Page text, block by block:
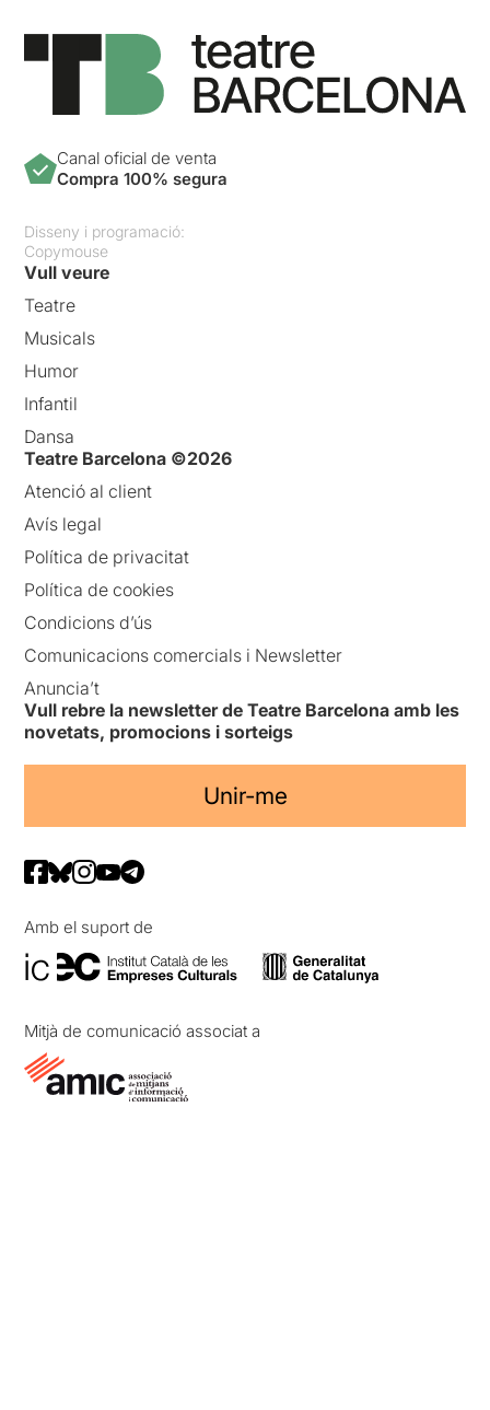
Canal oficial de venta
Compra 100% segura
Disseny i programació:
Copymouse
Vull veure
Teatre
Musicals
Humor
Infantil
Dansa
Teatre Barcelona ©2026
Atenció al client
Avís legal
Política de privacitat
Política de cookies
Condicions d’ús
Comunicacions comercials i Newsletter
Anuncia’t
Vull rebre la newsletter de Teatre Barcelona amb les
novetats, promocions i sorteigs
Unir-me
Amb el suport de
Mitjà de comunicació associat a